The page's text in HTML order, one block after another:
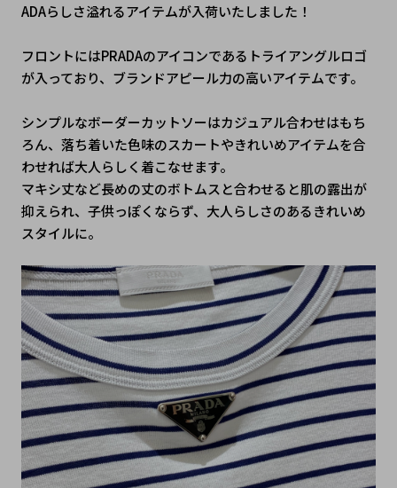
ADAらしさ溢れるアイテムが入荷いたしました！
フロントにはPRADAのアイコンであるトライアングルロゴ
が入っており、ブランドアピール力の高いアイテムです。
シンプルなボーダーカットソーはカジュアル合わせはもち
ろん、落ち着いた色味のスカートやきれいめアイテムを合
わせれば大人らしく着こなせます。
マキシ丈など長めの丈のボトムスと合わせると肌の露出が
抑えられ、子供っぽくならず、大人らしさのあるきれいめ
スタイルに。